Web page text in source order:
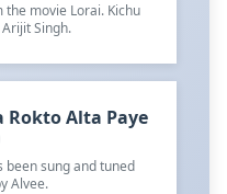
the movie Lorai. Kichu
Singh.
Rokto Alta Paye
been sung and tuned
Alvee.